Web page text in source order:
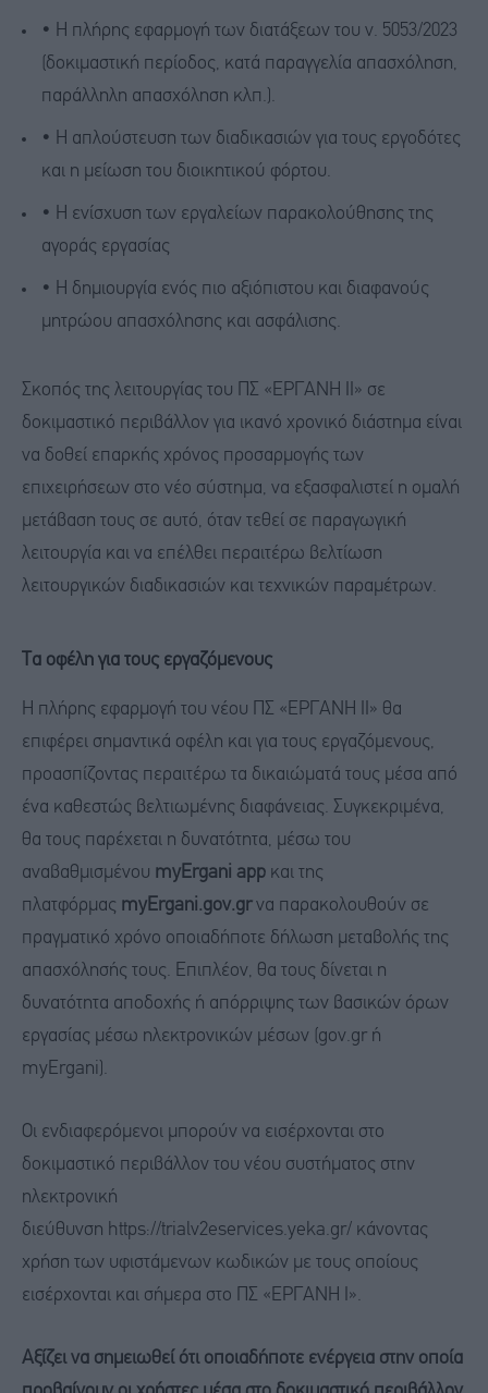
• Η πλήρης εφαρμογή των διατάξεων του ν. 5053/2023
(δοκιμαστική περίοδος, κατά παραγγελία απασχόληση,
παράλληλη απασχόληση κλπ.).
• Η απλούστευση των διαδικασιών για τους εργοδότες
και η μείωση του διοικητικού φόρτου.
• Η ενίσχυση των εργαλείων παρακολούθησης της
αγοράς εργασίας
• Η δημιουργία ενός πιο αξιόπιστου και διαφανούς
μητρώου απασχόλησης και ασφάλισης.
Σκοπός της λειτουργίας του ΠΣ «ΕΡΓΑΝΗ ΙΙ» σε
δοκιμαστικό περιβάλλον για ικανό χρονικό διάστημα είναι
να δοθεί επαρκής χρόνος προσαρμογής των
επιχειρήσεων στο νέο σύστημα, να εξασφαλιστεί η ομαλή
μετάβαση τους σε αυτό, όταν τεθεί σε παραγωγική
λειτουργία και να επέλθει περαιτέρω βελτίωση
λειτουργικών διαδικασιών και τεχνικών παραμέτρων.
Tα οφέλη για τους εργαζόμενους
Η πλήρης εφαρμογή του νέου ΠΣ «ΕΡΓΑΝΗ ΙΙ» θα
επιφέρει σημαντικά οφέλη και για τους εργαζόμενους,
προασπίζοντας περαιτέρω τα δικαιώματά τους μέσα από
ένα καθεστώς βελτιωμένης διαφάνειας. Συγκεκριμένα,
θα τους παρέχεται η δυνατότητα, μέσω του
αναβαθμισμένου myErgani app και της
πλατφόρμας myErgani.gov.grνα παρακολουθούν σε
πραγματικό χρόνο οποιαδήποτε δήλωση μεταβολής της
απασχόλησής τους. Επιπλέον, θα τους δίνεται η
δυνατότητα αποδοχής ή απόρριψης των βασικών όρων
εργασίας μέσω ηλεκτρονικών μέσων (gov.gr ή
myErgani).
Οι ενδιαφερόμενοι μπορούν να εισέρχονται στο
δοκιμαστικό περιβάλλον του νέου συστήματος στην
ηλεκτρονική
διεύθυνση https://trialv2eservices.yeka.gr/ κάνοντας
χρήση των υφιστάμενων κωδικών με τους οποίους
εισέρχονται και σήμερα στο ΠΣ «ΕΡΓΑΝΗ Ι».
Αξίζει να σημειωθεί ότι οποιαδήποτε ενέργεια στην οποία